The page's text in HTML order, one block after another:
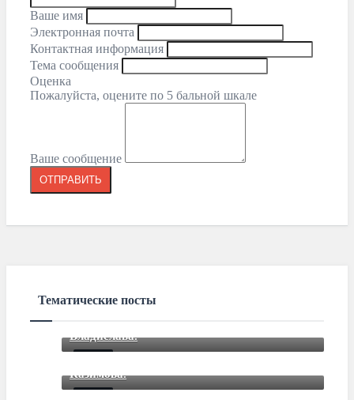
Ваше имя
Электронная почта
Контактная информация
Тема сообщения
Оценка
Пожалуйста, оцените по 5 бальной шкале
Ваше сообщение
Тематические посты
Владислава.
Закончили подбор автомобиля для Романа
Казимова.
Закончили подбор автомобиля для Дмитрия